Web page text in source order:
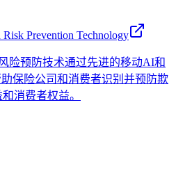
Prevention Technology
险预防技术通过先进的移动AI和
保险公司和消费者识别并预防欺
消费者权益。